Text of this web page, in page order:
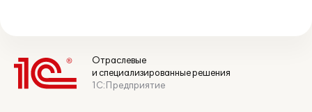
Отраслевые
и специализированные решения
1С:Предприятие